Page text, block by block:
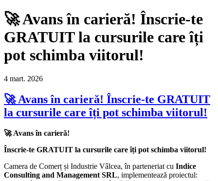
🚀 Avans în carieră! Înscrie-te
GRATUIT la cursurile care îți
pot schimba viitorul!
4 mart. 2026
🚀 Avans în carieră! Înscrie-te GRATUIT
la cursurile care îți pot schimba viitorul!
🚀 Avans în carieră!
Înscrie-te GRATUIT la cursurile care îți pot schimba viitorul!
Camera de Comerț și Industrie Vâlcea, în parteneriat cu Indice
Consulting and Management SRL, implementează proiectul: